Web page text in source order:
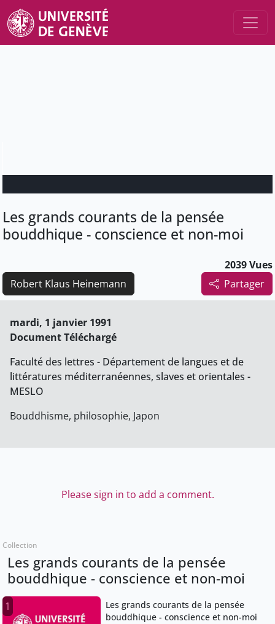
Les grands courants de la pensée
bouddhique - conscience et non-moi
2039 Vues
Partager
Robert Klaus Heinemann
mardi, 1 janvier 1991
Document Téléchargé
Faculté des lettres - Département de langues et de
littératures méditerranéennes, slaves et orientales -
MESLO
Bouddhisme, philosophie, Japon
Please sign in to add a comment.
Collection
Les grands courants de la pensée
bouddhique - conscience et non-moi
1
Les grands courants de la pensée
bouddhique - conscience et non-moi